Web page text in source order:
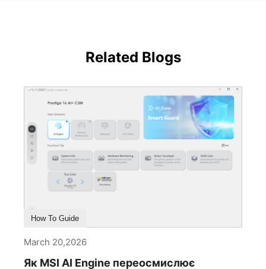
Related Blogs
How To Guide
March 20,2026
Як MSI AI Engine переосмислює